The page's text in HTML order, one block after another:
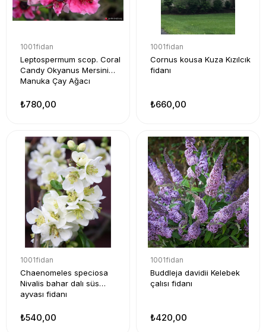
1001fidan
Leptospermum scop. Coral
Candy Okyanus Mersini
Manuka Çay Ağacı
₺780,00
1001fidan
Cornus kousa Kuza Kızılcık
fidanı
₺660,00
1001fidan
Chaenomeles speciosa
Nivalis bahar dalı süs
ayvası fidanı
₺540,00
1001fidan
Buddleja davidii Kelebek
çalısı fidanı
₺420,00